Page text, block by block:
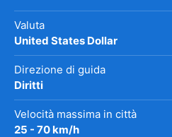
Valuta
United States Dollar
Direzione di guida
Diritti
Velocità massima in città
25 - 70 km/h